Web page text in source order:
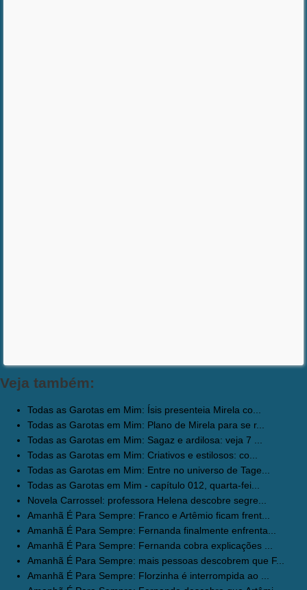
Veja também:
Todas as Garotas em Mim: Ísis presenteia Mirela co...
Todas as Garotas em Mim: Plano de Mirela para se r...
Todas as Garotas em Mim: Sagaz e ardilosa: veja 7 ...
Todas as Garotas em Mim: Criativos e estilosos: co...
Todas as Garotas em Mim: Entre no universo de Tage...
Todas as Garotas em Mim - capítulo 012, quarta-fei...
Novela Carrossel: professora Helena descobre segre...
Amanhã É Para Sempre: Franco e Artêmio ficam frent...
Amanhã É Para Sempre: Fernanda finalmente enfrenta...
Amanhã É Para Sempre: Fernanda cobra explicações ...
Amanhã É Para Sempre: mais pessoas descobrem que F...
Amanhã É Para Sempre: Florzinha é interrompida ao ...